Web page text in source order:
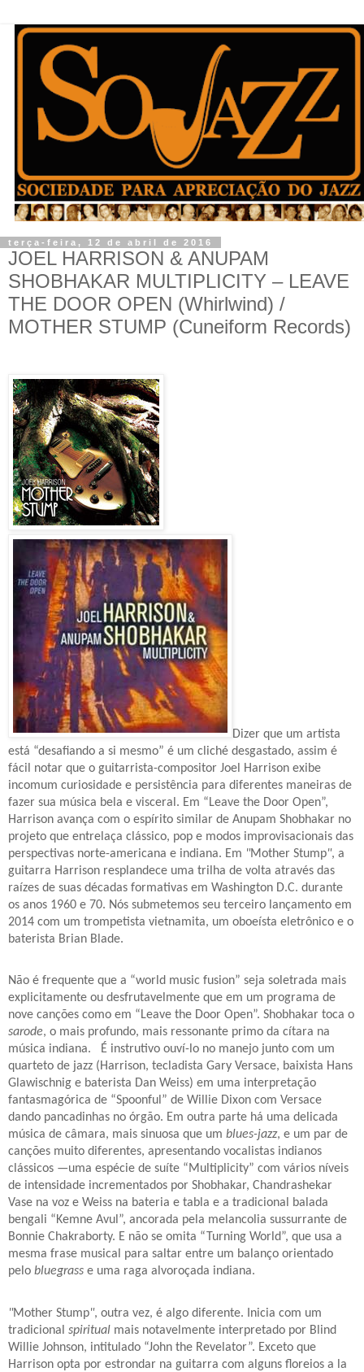
terça-feira, 12 de abril de 2016
JOEL HARRISON & ANUPAM
SHOBHAKAR MULTIPLICITY – LEAVE
THE DOOR OPEN (Whirlwind) /
MOTHER STUMP (Cuneiform Records)
Dizer que um artista
está “desafiando a si mesmo” é um cliché desgastado, assim é
fácil notar que o guitarrista-compositor Joel Harrison exibe
incomum curiosidade e persistência para diferentes maneiras de
fazer sua música bela e visceral. Em “Leave the Door Open”,
Harrison avança com o espírito similar de Anupam Shobhakar no
projeto que entrelaça clássico, pop e modos improvisacionais das
perspectivas norte-americana e indiana. Em "Mother Stump", a
guitarra Harrison resplandece uma trilha de volta através das
raízes de suas décadas formativas em Washington D.C. durante
os anos 1960 e 70. Nós submetemos seu terceiro lançamento em
2014 com um trompetista vietnamita, um oboeísta eletrônico e o
baterista Brian Blade.
Não é frequente que a “world music fusion” seja soletrada mais
explicitamente ou desfrutavelmente que em um programa de
nove canções como em “Leave the Door Open”. Shobhakar toca o
sarode, o mais profundo, mais ressonante primo da cítara na
música indiana.
É instrutivo ouví-lo no manejo junto com um
quarteto de jazz (Harrison, tecladista Gary Versace, baixista Hans
Glawischnig e baterista Dan Weiss) em uma interpretação
fantasmagórica de “Spoonful” de Willie Dixon com Versace
dando pancadinhas no órgão. Em outra parte há uma delicada
música de câmara, mais sinuosa que um blues-jazz, e um par de
canções muito diferentes, apresentando vocalistas indianos
clássicos —uma espécie de suíte “Multiplicity” com vários níveis
de intensidade incrementados por Shobhakar, Chandrashekar
Vase na voz e Weiss na bateria e tabla e a tradicional balada
bengali “Kemne Avul”, ancorada pela melancolia sussurrante de
Bonnie Chakraborty. E não se omita “Turning World”, que usa a
mesma frase musical para saltar entre um balanço orientado
pelo bluegrass e uma raga alvoroçada indiana.
"Mother Stump", outra vez, é algo diferente. Inicia com um
tradicional spiritual mais notavelmente interpretado por Blind
Willie Johnson, intitulado “John the Revelator”. Exceto que
Harrison opta por estrondar na guitarra com alguns floreios a la